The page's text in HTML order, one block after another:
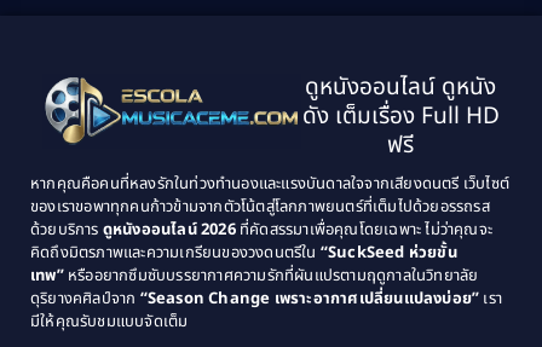
(134)
Classic หนังคลาสสิก(21)
Classic หนังคลาสสิก(25)
Comedy ตลก(46)
Comedy ตลก(515)
1995
1994
1993
1992
1989
1988
1987
1986
1985
1984
1983
1982
ดูหนังออนไลน์ ดูหนัง
ดัง เต็มเรื่อง Full HD
ฟรี
หากคุณคือคนที่หลงรักในท่วงทำนองและแรงบันดาลใจจากเสียงดนตรี เว็บไซต์
ของเราขอพาทุกคนก้าวข้ามจากตัวโน้ตสู่โลกภาพยนตร์ที่เต็มไปด้วยอรรถรส
ด้วยบริการ ดูหนังออนไลน์ 2026ที่คัดสรรมาเพื่อคุณโดยเฉพาะ ไม่ว่าคุณจะ
คิดถึงมิตรภาพและความเกรียนของวงดนตรีใน “SuckSeed ห่วยขั้น
เทพ”หรืออยากซึมซับบรรยากาศความรักที่ผันแปรตามฤดูกาลในวิทยาลัย
ดุริยางคศิลป์จาก “Season Change เพราะอากาศเปลี่ยนแปลงบ่อย” เรา
มีให้คุณรับชมแบบจัดเต็ม